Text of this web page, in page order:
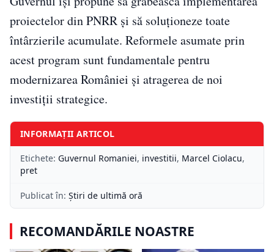
proiectelor din PNRR și să soluționeze toate
întârzierile acumulate. Reformele asumate prin
acest program sunt fundamentale pentru
modernizarea României și atragerea de noi
investiții strategice.
INFORMAȚII ARTICOL
Etichete: Guvernul Romaniei, investitii, Marcel Ciolacu,
pret
Publicat în: Știri de ultimă oră
RECOMANDĂRILE NOASTRE